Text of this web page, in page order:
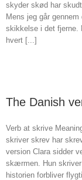
skyder skød har
Mens jeg går
skikkelse i det fjerne.
hvert [...]
The Danish
Verb at skrive
skriver skrev har
version Clara sidder
skærmen. Hun
historien forbliver